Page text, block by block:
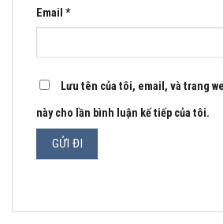
Email *
Lưu tên của tôi, email, và trang
này cho lần bình luận kế tiếp của tôi.